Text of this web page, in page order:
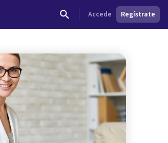
Accede Regístrate